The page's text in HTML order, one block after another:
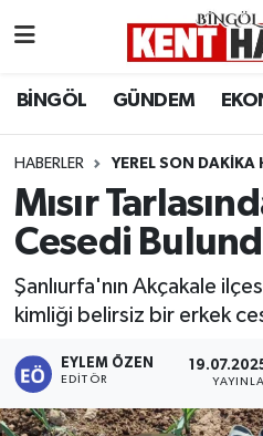
BİNGÖL GÜNDEM
HABERLER YEREL SON DAKIKA
Mısır
Cesedi
Şanlıurfa'nın Akçakale
kimliği belirsiz bir erkek
EYLEM ÖZEN
EDITÖR
BİLİM-TEKNOLOJİ
DÜNYA
EĞİTİM
EKONOMİ
GENÇ
GÜNDEM
Bingöl Hava Durumu
Bingöl Namaz Vakitleri
Bingöl Trafik Yoğunluk
Süper Lig Puan
Tüm Manşetler
Son Dakika Haberleri